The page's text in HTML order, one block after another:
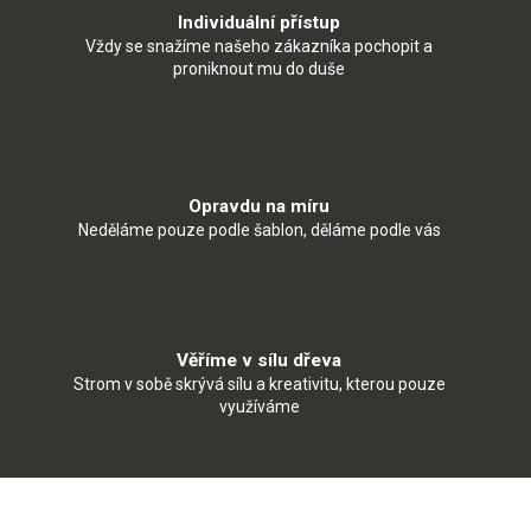
Individuální přístup
Vždy se snažíme našeho zákazníka pochopit a
proniknout mu do duše
Opravdu na míru
Neděláme pouze podle šablon, děláme podle vás
Věříme v sílu dřeva
Strom v sobě skrývá sílu a kreativitu, kterou pouze
využíváme